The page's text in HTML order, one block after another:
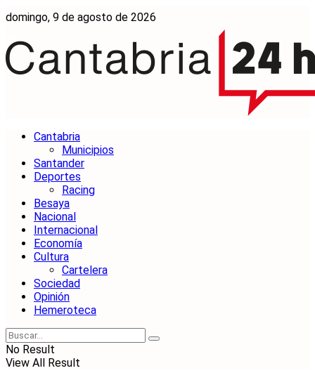
domingo, 9 de agosto de 2026
Cantabria
Municipios
Santander
Deportes
Racing
Besaya
Nacional
Internacional
Economía
Cultura
Cartelera
Sociedad
Opinión
Hemeroteca
No Result
View All Result